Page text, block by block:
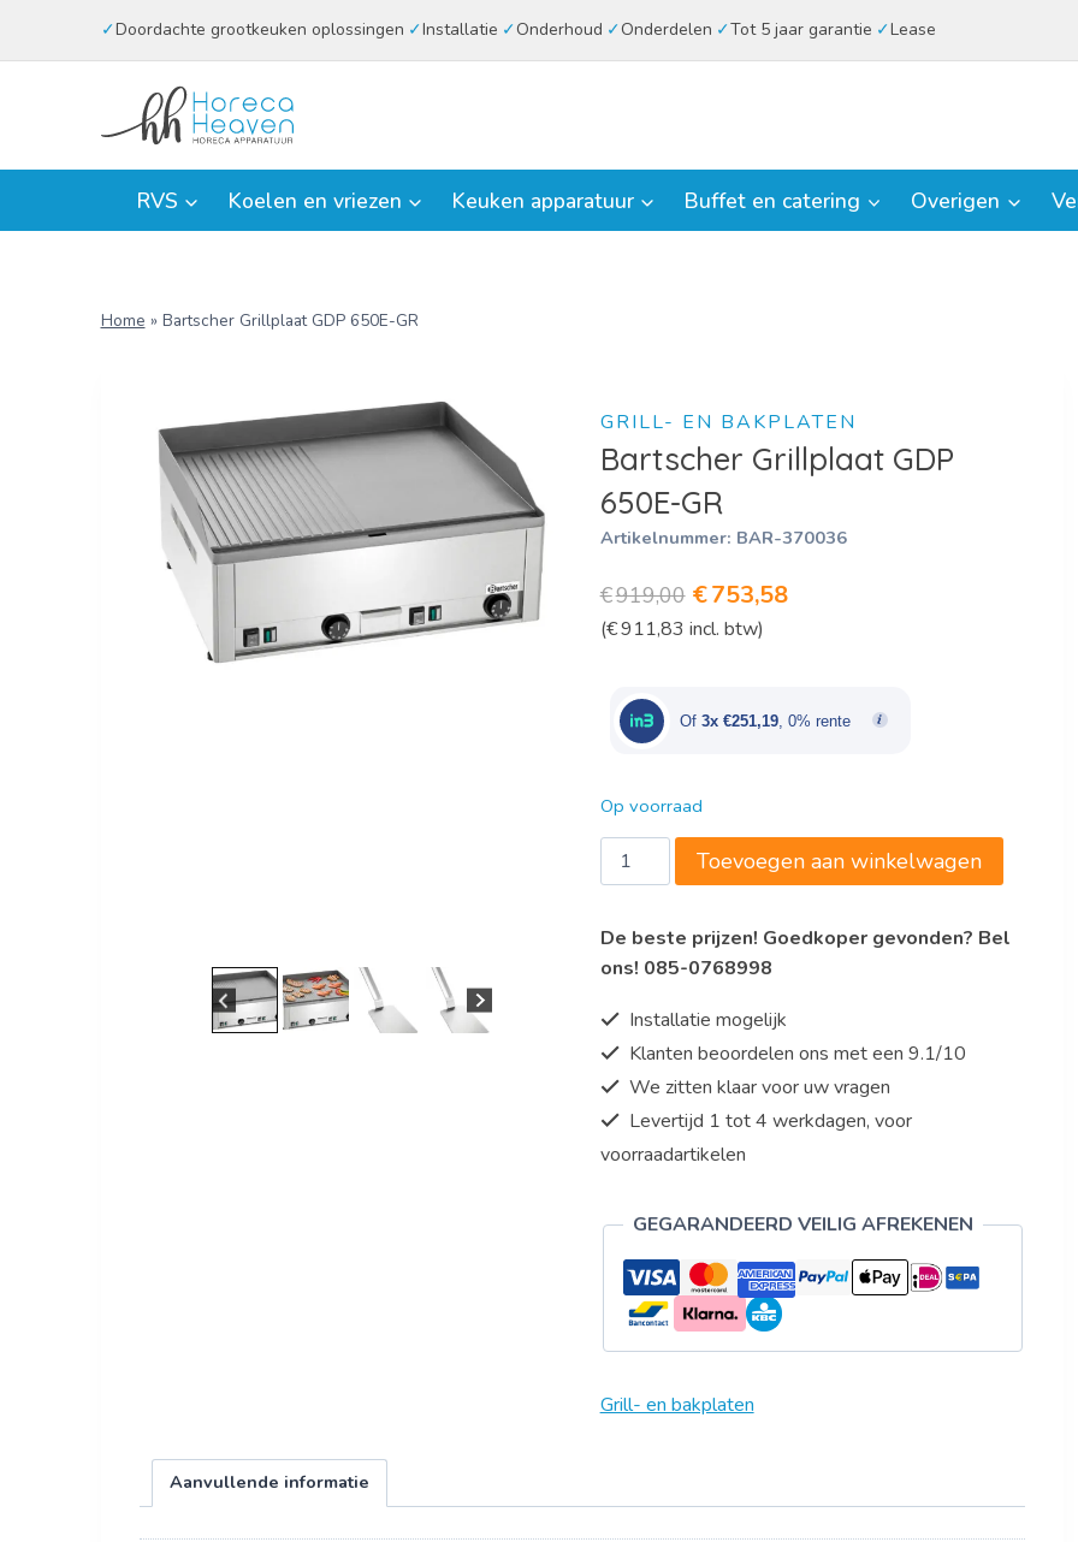
Doordachte grootkeuken oplossingen Installatie Onderhoud Onderdelen Tot 5 jaar garantie Lease
RVS Koelen en vriezen Keuken apparatuur Buffet en catering Overigen
Home » Bartscher Grillplaat GDP 650E-GR
GRILL- EN BAKPLATEN
Bartscher Grillplaat GDP
650E-GR
Artikelnummer: BAR-370036
€919,00 Oorspronkelijke
prijs
€919,00.
€753,58Huidige
€753,58.
(€911,83 incl. btw)
Of 3x €251,19, 0% rente
Op voorraad
Bartscher
Grillplaat
650E-
GR
Toevoegen aan winkelwagen
De beste prijzen! Goedkoper gevonden? Bel
ons! 085-0768998
Installatie mogelijk
Klanten beoordelen ons met een 9.1/10
We zitten klaar voor uw vragen
Levertijd 1 tot 4 werkdagen, voor
voorraadartikelen
GEGARANDEERD VEILIG AFREKENEN
Grill- en bakplaten
Aanvullende informatie